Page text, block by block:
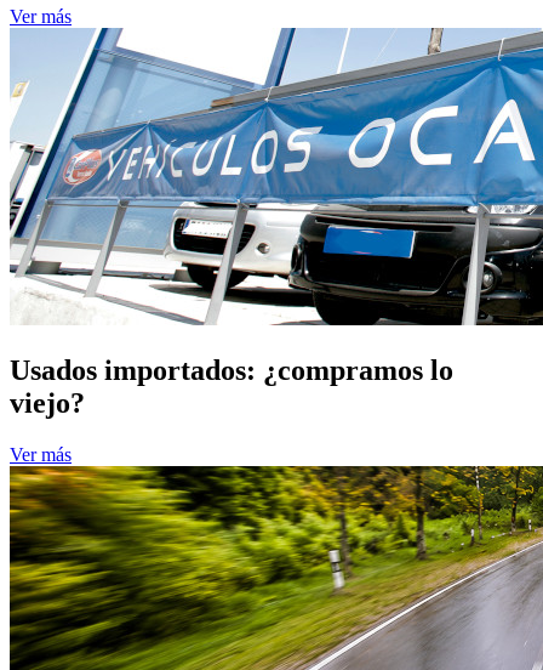
Ver más
Usados importados: ¿compramos lo
viejo?
Ver más